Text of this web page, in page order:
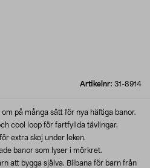
Artikelnr: 31-8914
på många sätt för nya häftiga banor.
cool loop för fartfyllda tävlingar.
extra skoj under leken.
banor som lyser i mörkret.
att bygga själva. Bilbana för barn från